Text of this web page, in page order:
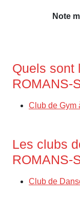
Note
Quels sont
ROMANS-
Club de Gym
Les clubs
ROMANS-
Club de